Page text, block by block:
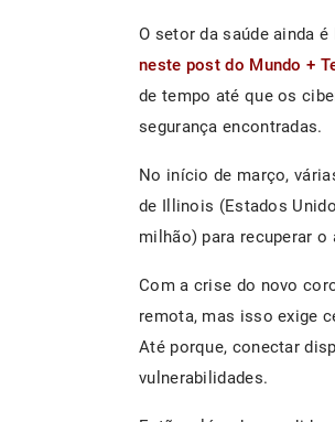
O setor da saúde ainda
neste post do Mundo +
de tempo até que os
segurança encontradas.
No início de março,
de Illinois (Estados
milhão) para recuperar
Com a crise do novo
remota, mas isso exige
Até porque, conectar
vulnerabilidades.